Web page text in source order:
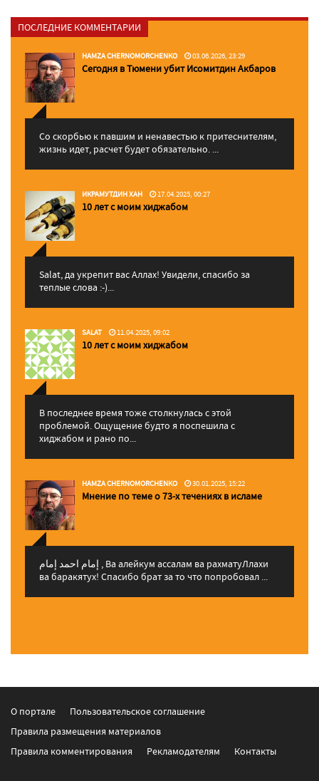
ПОСЛЕДНИЕ КОММЕНТАРИИ
HAMZA CHERNOMORCHENKO 03.06.2026, 23:29
Сегодня в Тюмени убит Исомитдин Акбаров
Со скорбью к павшим и ненавестью к притеснителям,
жизнь идет, расчет будет обязательно. ...
ИКРАМУТДИН ХАН 17.04.2025, 00:27
10 лет с моим хиджабом
Salat, да укрепит вас Аллаx! Увидели, спасибо за
теплые слова :-)...
SALAT 11.04.2025, 09:02
10 лет с моим хиджабом
В последнее время тоже столкнулась с этой
проблемой. Ощущение будто я поспешила с
хиджабом и рано по...
HAMZA CHERNOMORCHENKO 30.01.2025, 15:22
Мнение по теме о 73-х течениях в исламе
إمام احمد إمام , Ва алейкум ассалам ва рахматуЛлахи
ва баракятух! Спасибо брат за то что попробовал ...
О портале
Пользовательское соглашение
Правила размещения материалов
Правила комментирования
Рекламодателям Контакты